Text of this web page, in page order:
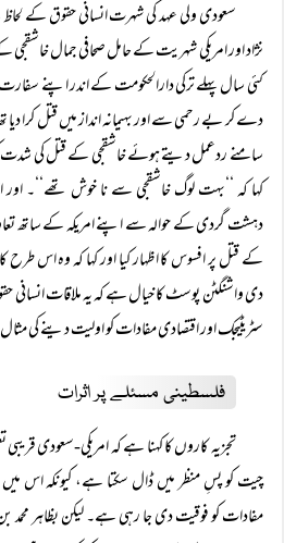
سعودی ولی عہد کی شہرت انسانی حقوق کے
نژاد اور امریکی شہریت کے حامل صحافی جمال
کئی سال پہلے ترکی دارالحکومت کے اندر اپنے
دے کر بے رحمی سے اور بہیمانہ انداز میں قتل کرا
سامنے ردعمل دیتے ہوئے خاشقجی کے قتل کی شدت
کہا کہ ‘‘بہت لوگ خاشقجی سے نا خوش تھے‘‘۔
دہشت گردی کے حوالہ سے اپنے امریکہ کے ساتھ
کے قتل پر افسوس کا اظہار کیا اور کہا کہ وہ اس
دی واشنگٹن پوسٹ کا خیال ہے کہ یہ ملاقات انسانی
سٹریٹیجک اور اقتصادی مفادات کو اولیت دینے کی
فلسطینی مسئلے پر اثرات
تجزیہ کاروں کا کہنا ہے کہ امریکی-سعودی
چیت کو پسِ منظر میں ڈال سکتا ہے، کیونکہ اس
مفادات کو فوقیت دی جا رہی ہے۔ لیکن بظاہر